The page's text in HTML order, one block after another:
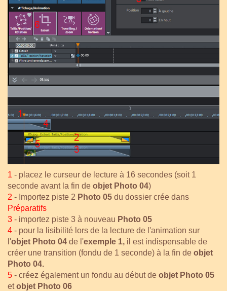
1 - placez le curseur de lecture à 16 secondes (soit 1
seconde avant la fin de objet Photo 04)
2 - Importez piste 2 Photo 05 du dossier crée dans
Préparatifs
3 - importez piste 3 à nouveau Photo 05
4 - pour la lisibilité lors de la lecture de l'animation sur
l'objet Photo 04 de l'exemple 1, il est indispensable de
créer une transition (fondu de 1 seconde) à la fin de objet
Photo 04.
5 - créez également un fondu au début de objet Photo 05
etobjet Photo 06